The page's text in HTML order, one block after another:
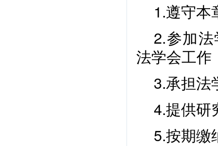
1.遵守本
2.参加
法学会工作
3.承担法
4.提供研
5.按期缴